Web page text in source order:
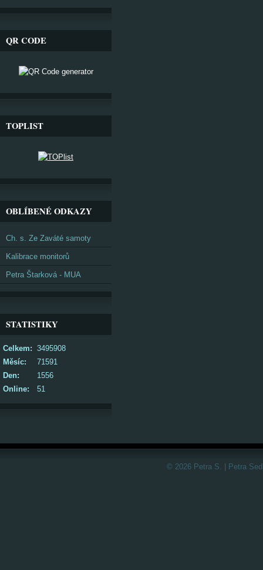
QR CODE
TOPLIST
OBLÍBENÉ ODKAZY
Ch. s. Ze Zaváté samoty
Kalibrace monitorů
Petra Štarková - MUA
STATISTIKY
Online: 51
Celkem: 3495908
Měsíc:
71591
Den:
1556
© 2026 Petra S. | Petra